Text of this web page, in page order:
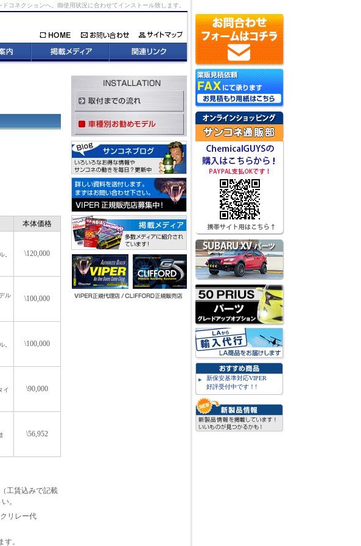
コネクションへ。御使用状況に合わせてインストール致します。
本体価格
。
\120,000
ル
\100,000
。
\100,000
イ
\90,000
\56,952
工賃込みで記載
。
クリレー代
。
新保安基準対応VIPER
好評受付中です！!